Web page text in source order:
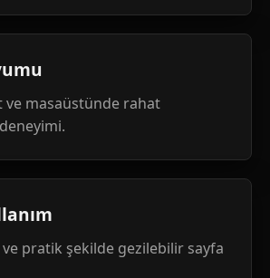
ve masaüstünde rahat
ve pratik şekilde gezilebilir sayfa